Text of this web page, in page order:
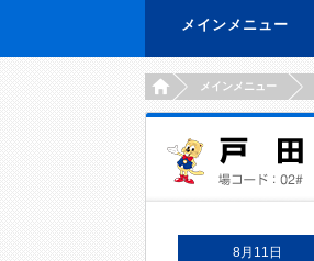
メインメニュー
HOMEメインメニュー
8月11日